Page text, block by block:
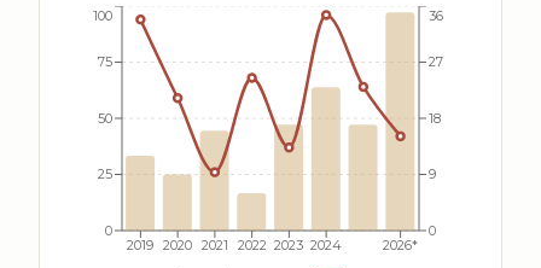
2019 2020 2021 2022 2023 2024 2026*
0
25
50
75
100
0
9
18
27
36